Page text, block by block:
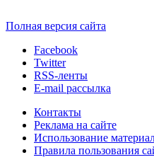
Полная версия сайта
Facebook
Twitter
RSS-ленты
E-mail рассылка
Контакты
Реклама на сайте
Использование
Правила пользования